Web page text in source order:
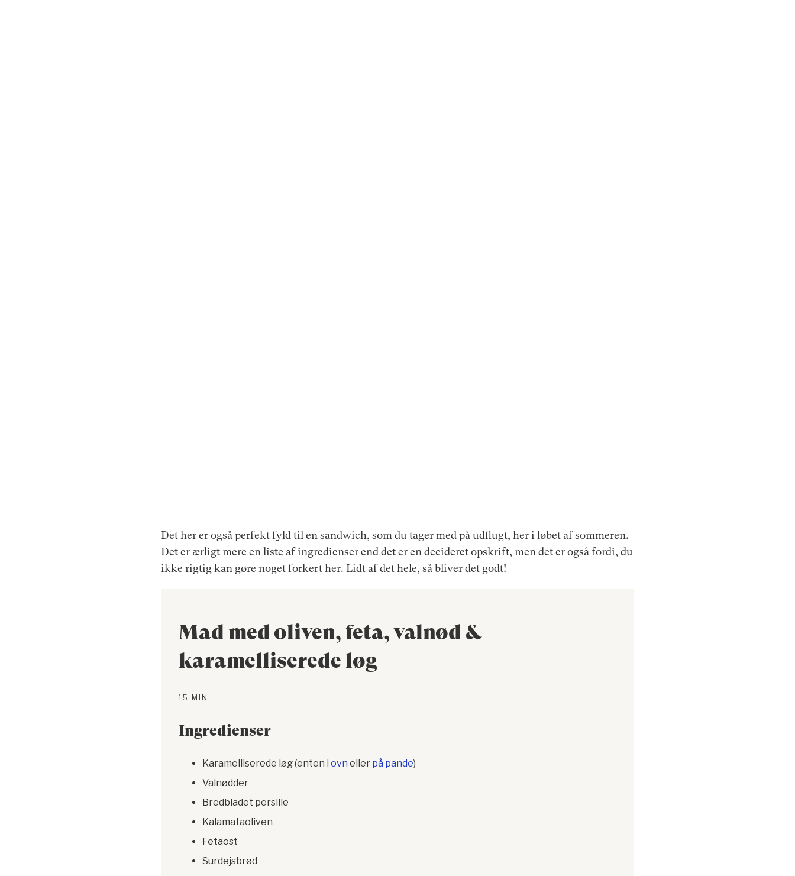
Det her er også perfekt fyld til en sandwich, som du tager med på udflugt, her i løbet af sommeren.
Det er ærligt mere en liste af ingredienser end det er en decideret opskrift, men det er også fordi, du
ikke rigtig kan gøre noget forkert her. Lidt af det hele, så bliver det godt!
Mad med oliven, feta, valnød &
karamelliserede løg
15 MIN
Ingredienser
Karamelliserede løg (enten i ovn eller på pande)
Valnødder
Bredbladet persille
Kalamataoliven
Fetaost
Surdejsbrød